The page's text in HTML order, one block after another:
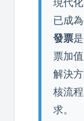
現代
已成
發票
票加
解決
核流
求。